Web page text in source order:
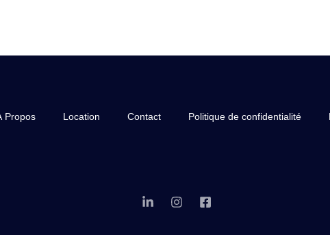
Propos Location Contact Politique de confidentialité